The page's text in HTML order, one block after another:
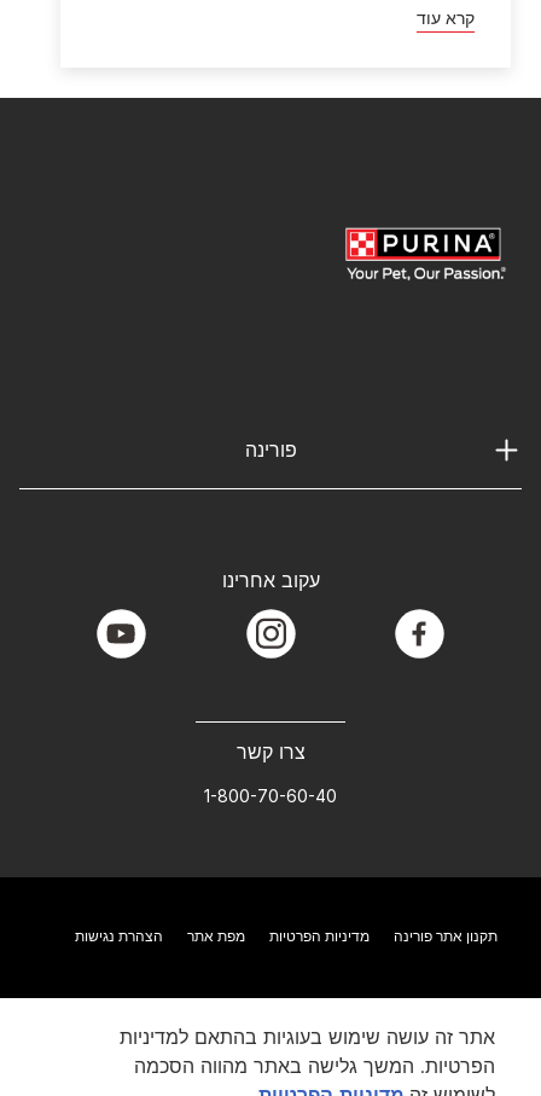
קרא עוד
פורינה
צרו קשר
1-800-70-60-40
עקוב אחרינו
facebook
instagram
youtube
תקנון אתר פורינה מדיניות הפרטיות מפת אתר הצהרת נגישות
אתר זה עושה שימוש בעוגיות בהתאם למדיניות
הפרטיות. המשך גלישה באתר מהווה הסכמה